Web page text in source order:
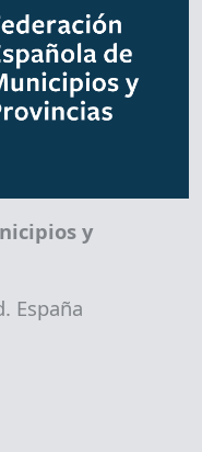
y
España